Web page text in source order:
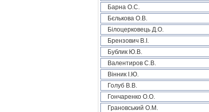
Барна О.С.
Бєлькова О.В.
Білоцерковець Д.О.
Брензович В.І.
Бублик Ю.В.
Валентиров С.В.
Вінник І.Ю.
Голуб В.В.
Гончаренко О.О.
Грановський О.М.